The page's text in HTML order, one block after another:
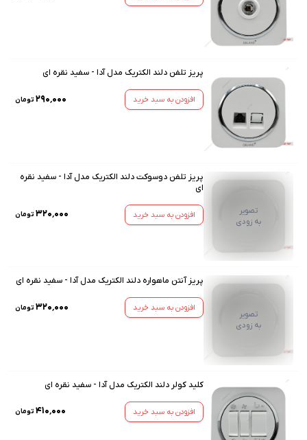
پریز تلفن دلند الکتریک مدل آدا - سفید نقره ای
افزودن به سبد خرید ۲۹۰٬۰۰۰ تومان
تصویر
به زودی
پریز تلفن دوسوکت دلند الکتریک مدل آدا - سفید نقره
ای
افزودن به سبد خرید ۳۲۰٬۰۰۰ تومان
تصویر
به زودی
پریز آنتن ماهواره دلند الکتریک مدل آدا - سفید نقره ای
افزودن به سبد خرید ۳۲۰٬۰۰۰ تومان
کلید کولر دلند الکتریک مدل آدا - سفید نقره ای
افزودن به سبد خرید ۴۱۰٬۰۰۰ تومان